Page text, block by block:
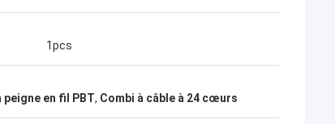
1pcs
peigne en fil PBT, Combi à câble à 24 cœurs